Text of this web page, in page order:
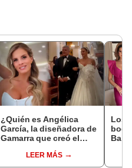
¿Quién es Angélica
García, la diseñadora de
Gamarra que creó el
novia de Alejandra
LEER MÁS
Los